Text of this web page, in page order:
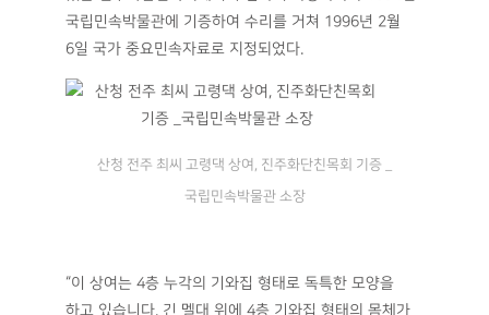
남자상은 신선이나 염라대왕, 저승사자 등 선인仙人을
나타내는 경우가 많습니다. 나쁜 것들과 재앙을
‘망나니’라 하여 잡귀를 쫓는 역할을 하는 상을 상여
앞뒤에 만들어 세우기도 했습니다. 이렇게 다양한
기증 받은 상여,